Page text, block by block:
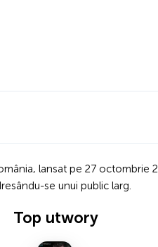
lansat pe 27 octombrie
se unui public larg.
Top utwory